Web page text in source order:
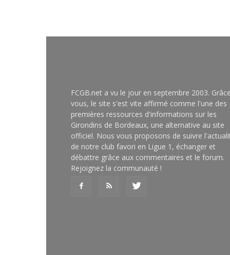
FCGB.net a vu le jour en septembre 2003.
vous, le site s'est vite affirmé comme l'une des
premières ressources d'informations sur les
Girondins de Bordeaux, une alternative au site
officiel. Nous vous proposons de suivre
de notre club favori en Ligue 1, échanger et
débattre grâce aux commentaires et le forum.
Rejoignez la communauté !